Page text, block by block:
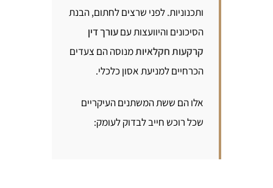
ותכנוניות. לפני שרצים לחתום, הבנת
הסיכונים והיוועצות עםעורך דין
קרקעות חקלאיותמנוסה הם צעדים
הכרחיים למניעת אסון כלכלי.
אלו הם ששת המשתנים העיקריים
שכל רוכש חייב לבדוק לעומק: